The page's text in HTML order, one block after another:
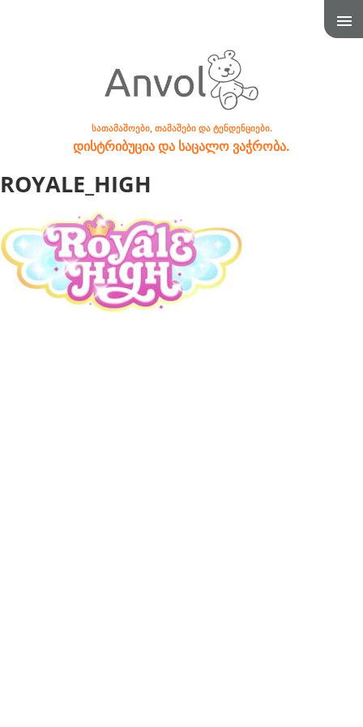
სათამაშოები, თამაშები და ტენდენციები.
დისტრიბუცია და საცალო ვაჭრობა.
ROYALE_HIGH